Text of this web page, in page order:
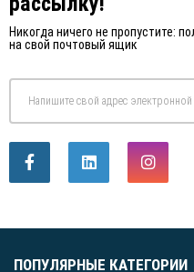
Никогда ничего не пропустите:
на свой почтовый ящик
ПОПУЛЯРНЫЕ КАТЕГОРИИ